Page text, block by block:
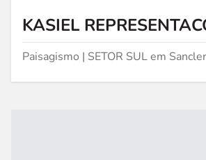
KASIEL
Paisagismo | SETOR SUL em